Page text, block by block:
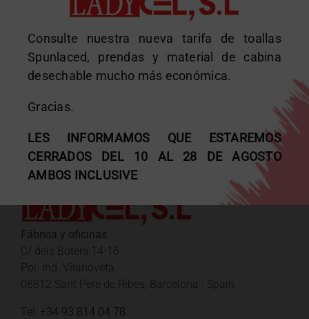
envolventes y
solárium
Aluminio
DATOS DE CONTACTO
Fábrica y oficinas
C/ dels Boters 14-16
Pol. Ind. Vilanoveta
08812 Sant Pere de Ribes, Barcelona · Spain
Tel: +34 93 814 04 78
Consulte nuestra nueva tarifa de toallas
Spunlaced, prendas y material de cabina
desechable mucho más económica.
Gracias.
LES INFORMAMOS QUE ESTAREMOS
CERRADOS DEL 10 AL 28 DE AGOSTO
AMBOS INCLUSIVE